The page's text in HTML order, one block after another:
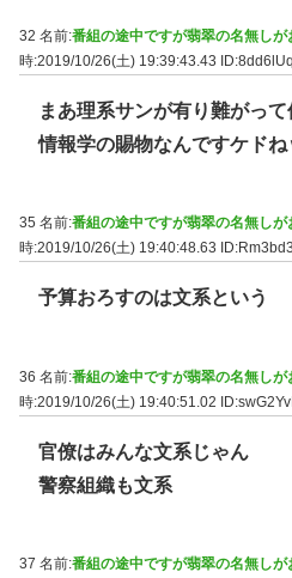
32 名前:番組の途中ですが翡翠の名無しが
時:2019/10/26(土) 19:39:43.43
まあ理系サンが有り難がっ
情報学の賜物なんですケドね
35 名前:番組の途中ですが翡翠の名無しが
時:2019/10/26(土) 19:40:48.63
予算おろすのは文系という
36 名前:番組の途中ですが翡翠の名無しが
時:2019/10/26(土) 19:40:51.02
官僚はみんな文系じゃん
警察組織も文系
37 名前:番組の途中ですが翡翠の名無しが